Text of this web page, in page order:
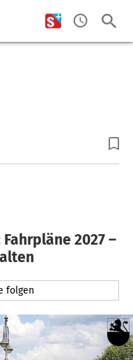
2027 –
folgen